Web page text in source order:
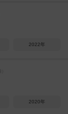
2022年
2020年